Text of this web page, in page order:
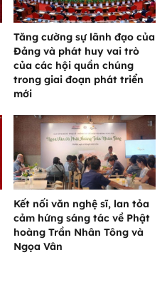
Tăng cường sự lãnh đạo của
Đảng và phát huy vai trò
của các hội quần chúng
trong giai đoạn phát triển
mới
Kết nối văn nghệ sĩ, lan tỏa
cảm hứng sáng tác về Phật
hoàng Trần Nhân Tông và
Ngọa Vân